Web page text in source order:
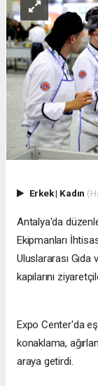
Erkek| Kadın
​Antalya'da
Ekipmanları
Uluslararası
kapılarını
Expo Center'da
konaklama,
araya getirdi.